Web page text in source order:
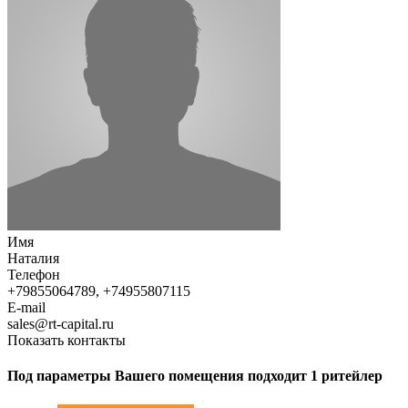
Имя
Наталия
Телефон
+79855064789, +74955807115
E-mail
sales@rt-capital.ru
Показать контакты
Под параметры Вашего помещения подходит 1 ритейлер